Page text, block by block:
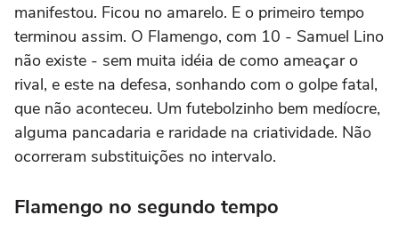
manifestou. Ficou no amarelo. E o primeiro tempo
terminou assim. O Flamengo, com 10 - Samuel Lino
não existe - sem muita idéia de como ameaçar o
rival, e este na defesa, sonhando com o golpe fatal,
que não aconteceu. Um futebolzinho bem medíocre,
alguma pancadaria e raridade na criatividade. Não
ocorreram substituições no intervalo.
Flamengo no segundo tempo